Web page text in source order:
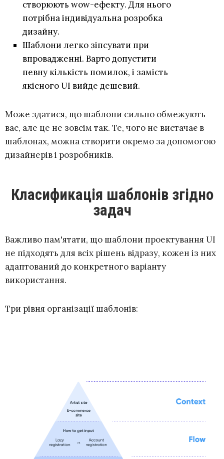
створюють wow-ефекту. Для нього
потрібна індивідуальна розробка
дизайну.
Шаблони легко зіпсувати при
впровадженні. Варто допустити
певну кількість помилок, і замість
якісного UI вийде дешевий.
Може здатися, що шаблони сильно обмежують
вас, але це не зовсім так. Те, чого не вистачає в
шаблонах, можна створити окремо за допомогою
дизайнерів і розробників.
Класификація шаблонів згідно
задач
Важливо пам'ятати, що шаблони проектування UI
не підходять для всіх рішень відразу, кожен із них
адаптований до конкретного варіанту
використання.
Три рівня організації шаблонів: